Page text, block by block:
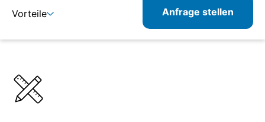
Vorteile
Kombinierbare Produkte
Anfrage stellen